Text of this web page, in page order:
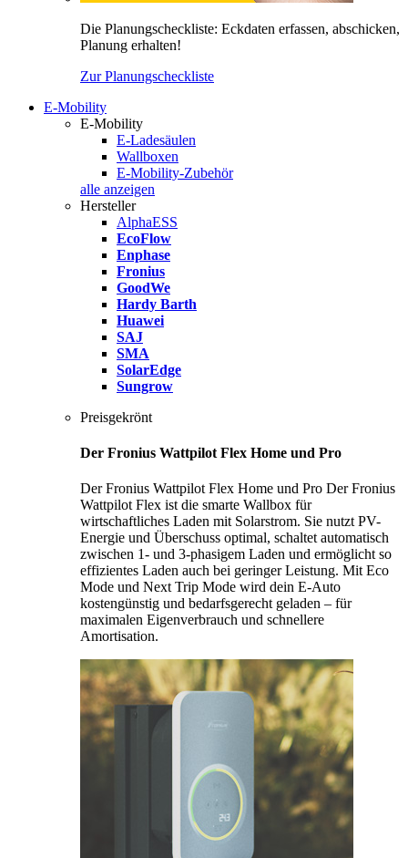
Die Planungscheckliste: Eckdaten erfassen, abschicken,
Planung erhalten!
Zur Planungscheckliste
E-Mobility
E-Mobility
E-Ladesäulen
Wallboxen
E-Mobility-Zubehör
alle anzeigen
Hersteller
AlphaESS
EcoFlow
Enphase
Fronius
GoodWe
Hardy Barth
Huawei
SAJ
SMA
SolarEdge
Sungrow
Preisgekrönt
Der Fronius Wattpilot Flex Home und Pro
Der Fronius Wattpilot Flex Home und Pro Der Fronius
Wattpilot Flex ist die smarte Wallbox für
wirtschaftliches Laden mit Solarstrom. Sie nutzt PV-
Energie und Überschuss optimal, schaltet automatisch
zwischen 1- und 3-phasigem Laden und ermöglicht so
effizientes Laden auch bei geringer Leistung. Mit Eco
Mode und Next Trip Mode wird dein E-Auto
kostengünstig und bedarfsgerecht geladen – für
maximalen Eigenverbrauch und schnellere
Amortisation.